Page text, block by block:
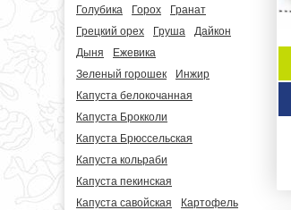
Голубика
Горох
Гранат
Грецкий орех
Груша
Дайкон
Дыня
Ежевика
Зеленый горошек
Инжир
Капуста белокочанная
Капуста Брокколи
Капуста Брюссельская
Капуста кольраби
Капуста пекинская
Капуста савойская
Картофель